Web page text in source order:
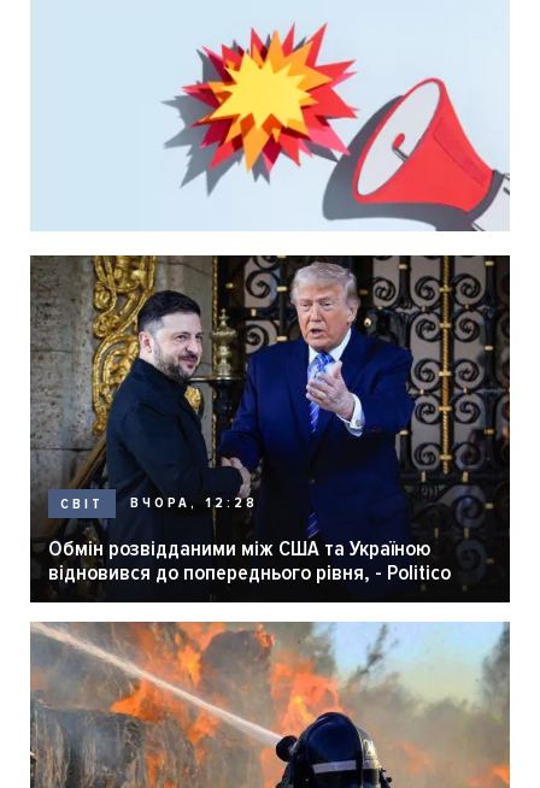
СВІТ ВЧОРА, 12:28
Обмін розвідданими між США та Україною
відновився до попереднього рівня, - Politico